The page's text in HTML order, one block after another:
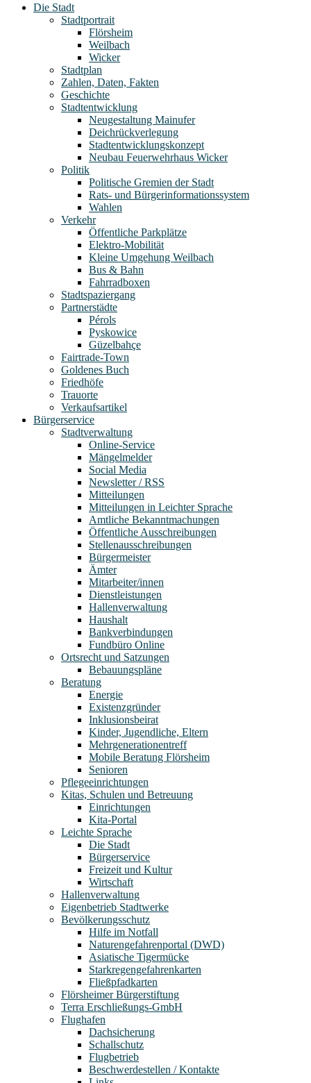
Die Stadt
Stadtportrait
Flörsheim
Weilbach
Wicker
Stadtplan
Zahlen, Daten, Fakten
Geschichte
Stadtentwicklung
Neugestaltung Mainufer
Deichrückverlegung
Stadtentwicklungskonzept
Neubau Feuerwehrhaus Wicker
Politik
Politische Gremien der Stadt
Rats- und Bürgerinformationssystem
Wahlen
Verkehr
Öffentliche Parkplätze
Elektro-Mobilität
Kleine Umgehung Weilbach
Bus & Bahn
Fahrradboxen
Stadtspaziergang
Partnerstädte
Pérols
Pyskowice
Güzelbahçe
Fairtrade-Town
Goldenes Buch
Friedhöfe
Trauorte
Verkaufsartikel
Bürgerservice
Stadtverwaltung
Online-Service
Mängelmelder
Social Media
Newsletter / RSS
Mitteilungen
Mitteilungen in Leichter Sprache
Amtliche Bekanntmachungen
Öffentliche Ausschreibungen
Stellenausschreibungen
Bürgermeister
Ämter
Mitarbeiter/innen
Dienstleistungen
Hallenverwaltung
Haushalt
Bankverbindungen
Fundbüro Online
Ortsrecht und Satzungen
Bebauungspläne
Beratung
Energie
Existenzgründer
Inklusionsbeirat
Kinder, Jugendliche, Eltern
Mehrgenerationentreff
Mobile Beratung Flörsheim
Senioren
Pflegeeinrichtungen
Kitas, Schulen und Betreuung
Einrichtungen
Kita-Portal
Leichte Sprache
Die Stadt
Bürgerservice
Freizeit und Kultur
Wirtschaft
Hallenverwaltung
Eigenbetrieb Stadtwerke
Bevölkerungsschutz
Hilfe im Notfall
Naturengefahrenportal (DWD)
Asiatische Tigermücke
Starkregengefahrenkarten
Fließpfadkarten
Flörsheimer Bürgerstiftung
Terra Erschließungs-GmbH
Flughafen
Dachsicherung
Schallschutz
Flugbetrieb
Beschwerdestellen / Kontakte